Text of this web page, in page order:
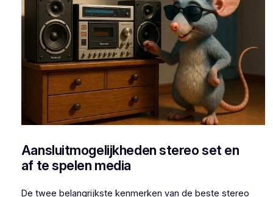
Aansluitmogelijkheden stereo set en
af te spelen media
De twee belangrijkste kenmerken van de beste stereo